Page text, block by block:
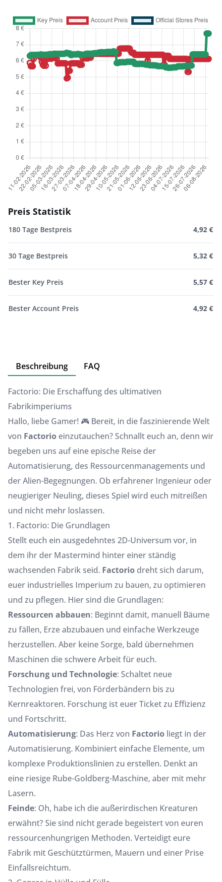
Preis Statistik
180 Tage Bestpreis 4,92 €
30 Tage Bestpreis 5,32 €
Bester Key Preis 5,57 €
Bester Account Preis 4,92 €
Beschreibung FAQ
Factorio: Die Erschaffung des ultimativen
Fabrikimperiums
Hallo, liebe Gamer! 🎮 Bereit, in die faszinierende Welt
von Factorio einzutauchen? Schnallt euch an, denn wir
begeben uns auf eine epische Reise der
Automatisierung, des Ressourcenmanagements und
der Alien-Begegnungen. Ob erfahrener Ingenieur oder
neugieriger Neuling, dieses Spiel wird euch mitreißen
und nicht mehr loslassen.
1. Factorio: Die Grundlagen
Stellt euch ein ausgedehntes 2D-Universum vor, in
dem ihr der Mastermind hinter einer ständig
wachsenden Fabrik seid. Factorio dreht sich darum,
euer industrielles Imperium zu bauen, zu optimieren
und zu pflegen. Hier sind die Grundlagen:
Ressourcen abbauen: Beginnt damit, manuell Bäume
zu fällen, Erze abzubauen und einfache Werkzeuge
herzustellen. Aber keine Sorge, bald übernehmen
Maschinen die schwere Arbeit für euch.
Forschung und Technologie: Schaltet neue
Technologien frei, von Förderbändern bis zu
Kernreaktoren. Forschung ist euer Ticket zu Effizienz
und Fortschritt.
Automatisierung: Das Herz von Factorio liegt in der
Automatisierung. Kombiniert einfache Elemente, um
komplexe Produktionslinien zu erstellen. Denkt an
eine riesige Rube-Goldberg-Maschine, aber mit mehr
Lasern.
Feinde: Oh, habe ich die außerirdischen Kreaturen
erwähnt? Sie sind nicht gerade begeistert von euren
ressourcenhungrigen Methoden. Verteidigt eure
Fabrik mit Geschütztürmen, Mauern und einer Prise
Einfallsreichtum.